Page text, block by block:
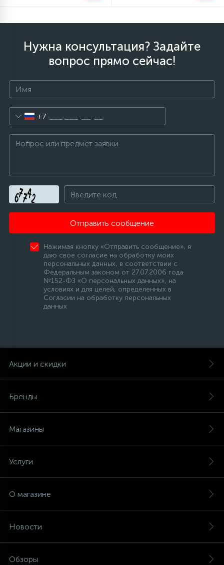
Нужна консультация? Задайте
вопрос прямо сейчас!
+7
Отправить сообщение
Нажимая кнопку «Отправить сообщение», я
даю свое согласие на обработку моих
персональных данных, в соответствии с
Федеральным законом от 27.07.2006 года
№152-ФЗ «О персональных данных», на
условиях и для целей, определенных в
Согласии на обработку персональных
данных
Акции и скидки
Бренды
Магазины
Услуги
О магазине
Новости
Обзоры